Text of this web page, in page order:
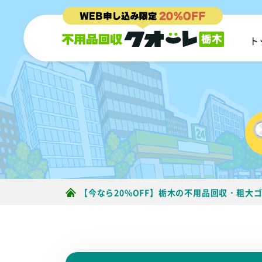
【今なら20%OFF】栃木の不用品回収・粗大